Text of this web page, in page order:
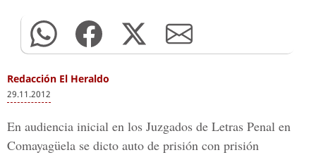
Redacción El Heraldo
29.11.2012
En audiencia inicial en los Juzgados de Letras Penal en
Comayagüela se dicto auto de prisión con prisión